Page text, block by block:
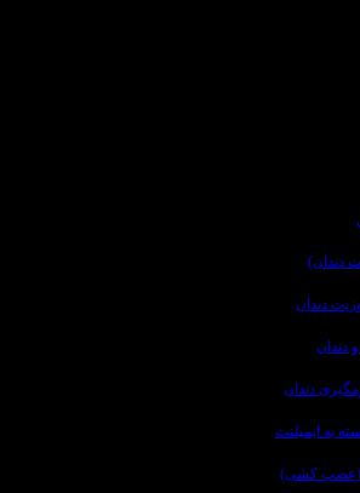
دندان)
دندان
دندان
دندان
به ایمپلنت
(عصب کشی)